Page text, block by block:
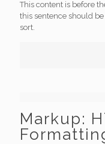
This content is before
this sentence should
sort.
Markup: